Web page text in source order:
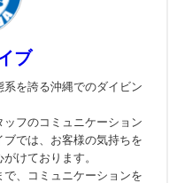
ブ
を誇る沖縄でのダイビン
フのコミュニケーション
では、お客様の気持ちを
けております。
、コミュニケーションを